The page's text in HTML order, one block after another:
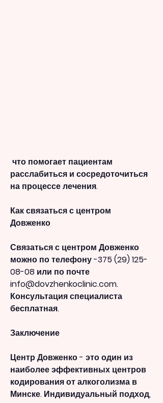
расслабиться и сосредоточиться
на процессе лечения.
Как связаться с центром
Довженко
Связаться с центром Довженко
можно по телефону -375 (29) 125-
08-08 или по почте
info@dovzhenkoclinic.com.
Консультация специалиста
бесплатная.
Заключение
Центр Довженко - это один из
наиболее эффективных центров
кодирования от алкоголизма в
Минске. Индивидуальный подход,